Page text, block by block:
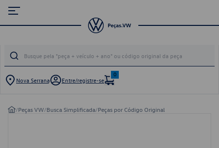
Nova Serrana Entre/registre-se
0
/Peças VW/Busca Simplificada/Peças por Código Original